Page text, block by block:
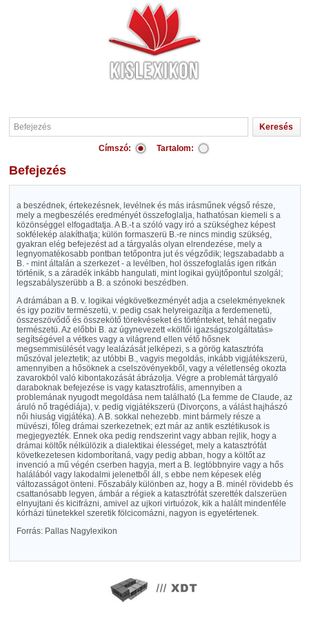
Címszó: Tartalom:
Befejezés
a beszédnek, értekezésnek, levélnek és más irásműnek végső része,
mely a megbeszélés eredményét összefoglalja, hathatósan kiemeli s a
közönséggel elfogadtatja. A B.-t a szóló vagy iró a szükséghez képest
sokfélekép alakíthatja; külön formaszerü B.-re nincs mindig szükség,
gyakran elég befejezést ad a tárgyalás olyan elrendezése, mely a
legnyomatékosabb pontban tetőpontra jut és végződik; legszabadabb a
B. - mint általán a szerkezet - a levélben, hol összefoglalás igen ritkán
történik, s a záradék inkább hangulati, mint logikai gyüjtőpontul szolgál;
legszabályszerübb a B. a szónoki beszédben.
A drámában a B. v. logikai végkövetkezményét adja a cselekményeknek
és igy pozitiv természetü, v. pedig csak helyreigazítja a ferdemenetü,
összeszövődő és összekötő törekvéseket és történteket, tehát negativ
természetü. Az előbbi B. az úgynevezett «költői igazságszolgáltatás»
segítségével a vétkes vagy a világrend ellen vétő hősnek
megsemmisülését vagy lealázását jelképezi, s a görög katasztrófa
műszóval jeleztetik; az utóbbi B., vagyis megoldás, inkább vigjátékszerü,
amennyiben a hősöknek a cselszövényekből, vagy a véletlenség okozta
zavarokból való kibontakozását ábrázolja. Végre a problemát tárgyaló
daraboknak befejezése is vagy katasztrofális, amennyiben a
problemának nyugodt megoldása nem található (La femme de Claude, az
áruló nő tragédiája), v. pedig vigjátékszerü (Divorçons, a válást hajhászó
női hiuság vigjátéka). A B. sokkal nehezebb. mint bármely része a
müvészi, főleg drámai szerkezetnek; ezt már az antik esztétikusok is
megjegyezték. Ennek oka pedig rendszerint vagy abban rejlik, hogy a
drámai költők nélkülözik a dialektikai élességet, mely a katasztrófát
következetesen kidomborítaná, vagy pedig abban, hogy a költőt az
invenció a mű végén cserben hagyja, mert a B. legtöbbnyire vagy a hős
halálából vagy lakodalmi jelenetből áll, s ebbe nem képesek elég
változasságot önteni. Főszabály különben az, hogy a B. minél rövidebb és
csattanósabb legyen, ámbár a régiek a katasztrófát szerették dalszerüen
elnyujtani és kicifrázni, amivel az ujkori virtuózok, kik a halált mindenféle
kórházi tünetekkel szeretik fölcicomázni, nagyon is egyetértenek.
Forrás: Pallas Nagylexikon